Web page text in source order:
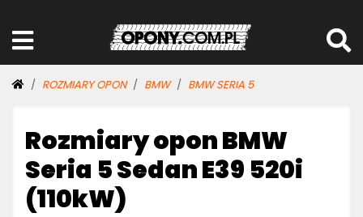
ROZMIARY OPON BMW BMW SERIA 5
Rozmiary opon BMW
Seria 5 Sedan E39 520i
(110kW)